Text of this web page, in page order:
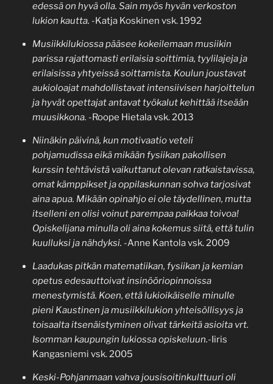
edessä on hyvä olla. Sain myös hyvän verkoston
lukion kautta. -Katja Koskinen vsk. 1992
Musiikkilukiossa pääsee kokeilemaan musiikin
parissa rajattomasti erilaisia soittimia, tyylilajeja ja
erilaisissa yhtyeissä soittamista. Koulun joustavat
aukioloajat mahdollistavat intensiivisen harjoittelun
ja hyvät opettajat antavat työkalut kehittää itseään
muusikkona. -Roope Hietala vsk. 2013
Niinäkin päivinä, kun motivaatio veteli
pohjamudissa eikä mikään fysiikan pakollisen
kurssin tehtävistä vaikuttanut olevan ratkaistavissa,
omat kämppikset ja oppilaskunnan sohva tarjosivat
aina apua. Mikään opinahjo ei ole täydellinen, mutta
itselleni en olisi voinut parempaa paikkaa toivoa!
Opiskelijana minulla oli aina kokemus siitä, että tulin
kuulluksi ja nähdyksi. -Anne Kantola vsk. 2009
Laadukas pitkän matematiikan, fysiikan ja kemian
opetus edesauttoivat insinööriopinnoissa
menestymistä. Koen, että lukioikäiselle minulle
pieni Kaustinen ja musiikkilukion yhteisöllisyys ja
toisaalta itsenäistyminen olivat tärkeitä asioita vrt.
Isomman kaupungin lukiossa opiskeluun.-Iiris
Kangasniemi vsk. 2005
Keski-Pohjanmaan vahva jousisoitinkulttuuri oli